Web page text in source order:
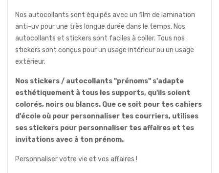
Nos autocollants sont équipés avec un film de lamination
anti-uv pour une très longue durée dans le temps. Nos
autocollants et stickers sont faciles à coller. Tous nos
stickers sont conçus pour un usage intérieur ou un usage
extérieur.
Nos stickers / autocollants "prénoms" s'adapte
esthétiquement à tous les supports, qu'ils soient
colorés, noirs ou blancs. Que ce soit pour tes cahiers
d'école où pour personnaliser tes courriers, utilises
ses stickers pour personnaliser tes affaires et tes
invitations avec à ton prénom.
Personnaliser votre vie et vos affaires !